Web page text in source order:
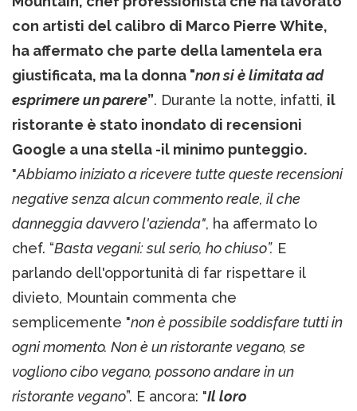
con artisti del calibro di Marco Pierre White,
ha affermato che parte della lamentela era
giustificata, ma la donna "non si è limitata ad
esprimere un parere”. Durante la notte, infatti, il
ristorante è stato inondato di recensioni
Google a una stella -il minimo punteggio.
"Abbiamo iniziato a ricevere tutte queste recensioni
negative senza alcun commento reale, il che
danneggia davvero l'azienda", ha affermato lo
chef. “Basta vegani: sul serio, ho chiuso”. E
parlando dell'opportunità di far rispettare il
divieto, Mountain commenta che
semplicemente "non è possibile soddisfare tutti in
ogni momento. Non è un ristorante vegano, se
vogliono cibo vegano, possono andare in un
ristorante vegano”. E ancora: "Il loro